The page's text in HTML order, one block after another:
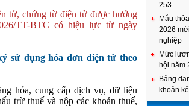
tử, chứng từ điện tử được hướng
TT-BTC có hiệu lực từ ngày
sử dụng hóa đơn điện tử theo
hóa, cung cấp dịch vụ, dữ liệu
trừ thuế và nộp các khoản thuế,
253
Mẫu
2026
nghiệp
Mức
hội năm
Bảng
khoản